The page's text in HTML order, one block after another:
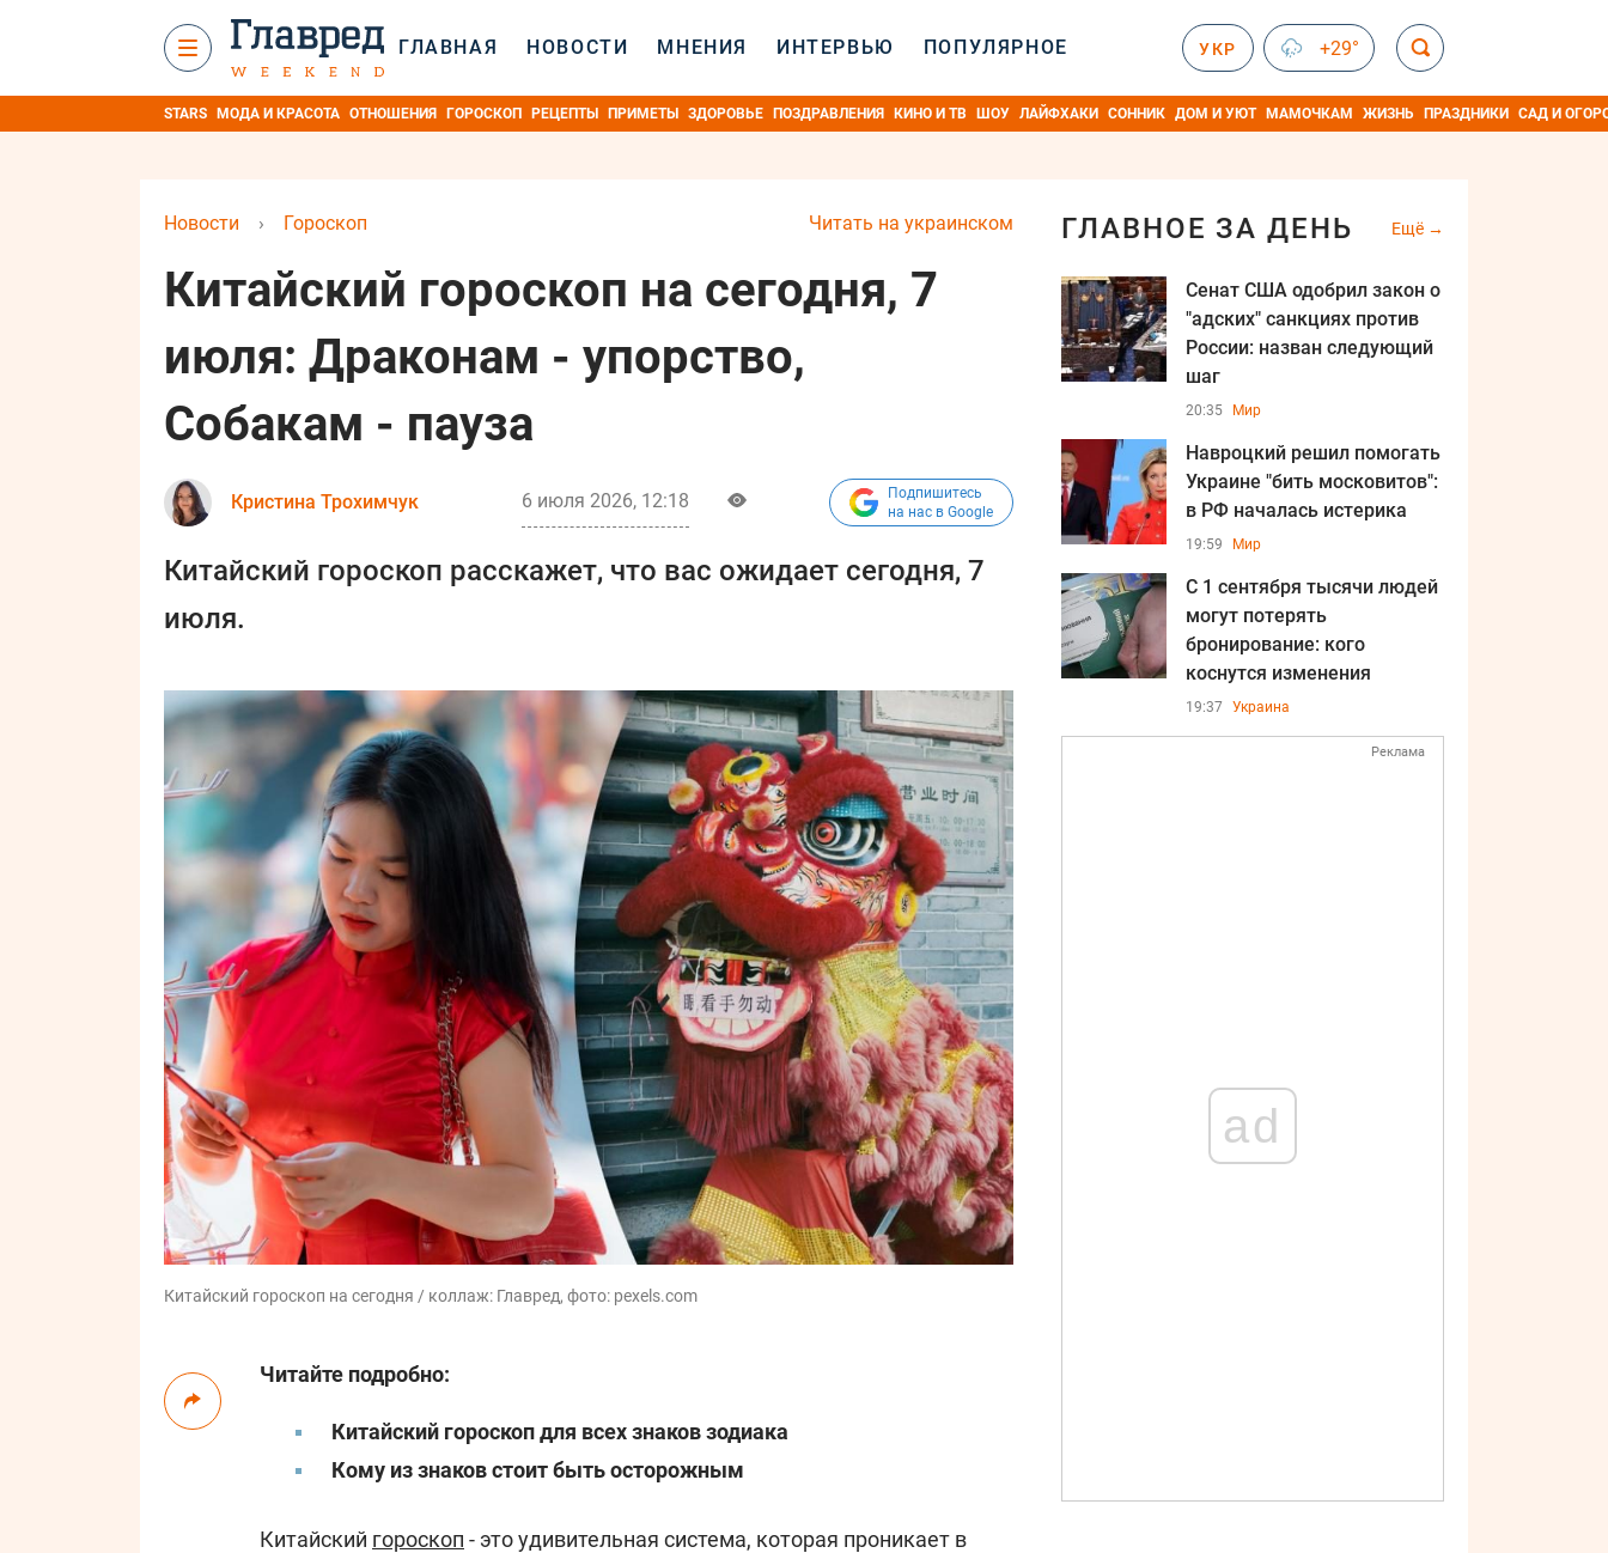
ГЛАВНАЯ НОВОСТИ МНЕНИЯ ИНТЕРВЬЮ ПОПУЛЯРНОЕ УКР +29°
STARS МОДА И КРАСОТА ОТНОШЕНИЯ ГОРОСКОП РЕЦЕПТЫ ПРИМЕТЫ ЗДОРОВЬЕ ПОЗДРАВЛЕНИЯ КИНО И ТВ ШОУ ЛАЙФХАКИ СОННИК ДОМ И УЮТ МАМОЧКАМ ЖИЗНЬ ПРАЗДНИКИ САД И
Читать на украинском
Новости › Гороскоп
Китайский гороскоп на сегодня, 7
июля: Драконам - упорство,
Собакам - пауза
Кристина Трохимчук 6 июля 2026, 12:18
Подпишитесь
на нас в Google
Китайский гороскоп расскажет, что вас ожидает сегодня, 7
июля.
Китайский гороскоп на сегодня / коллаж: Главред, фото: pexels.com
Читайте подробно:
Китайский гороскоп для всех знаков зодиака
Кому из знаков стоит быть осторожным
Китайский гороскоп - это удивительная система, которая проникает в
ГЛАВНОЕ ЗА ДЕНЬ Ещё
Сенат США одобрил закон о
"адских" санкциях против
России: назван следующий
шаг
20:35 Мир
Навроцкий решил помогать
Украине "бить московитов":
в РФ началась истерика
19:59 Мир
С 1 сентября тысячи людей
могут потерять
бронирование: кого
коснутся изменения
19:37 Украина
Реклама
ad